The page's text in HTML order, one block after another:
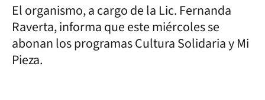
El organismo, a cargo de la Lic. Fernanda
Raverta, informa que este miércoles se
abonan los programas Cultura Solidaria y Mi
Pieza.